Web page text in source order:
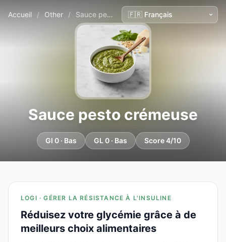
Accueil / Other / Sauce pesto crémeuse
Sauce pesto crémeuse
GI 0 · Bas GL 0 · Bas Score 4/10
LOGI · GÉRER LA RÉSISTANCE À L'INSULINE
Réduisez votre glycémie grâce à de
meilleurs choix alimentaires